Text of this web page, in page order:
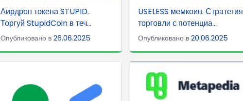
Аирдроп токена STUPID.
Торгуй StupidCoin в теч...
Опубликовано в26.06.2025
USELESS мемкоин. Стратегия
торговли с потенциа...
Опубликовано в 20.06.2025